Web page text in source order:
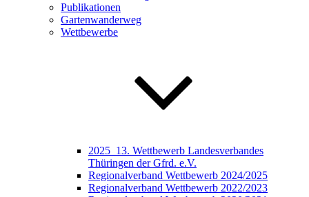
Publikationen
Gartenwanderweg
Wettbewerbe
2025_13. Wettbewerb Landesverbandes
Thüringen der Gfrd. e.V.
Regionalverband Wettbewerb 2024/2025
Regionalverband Wettbewerb 2022/2023